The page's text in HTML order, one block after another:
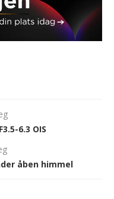
6.3 OIS
åben himmel